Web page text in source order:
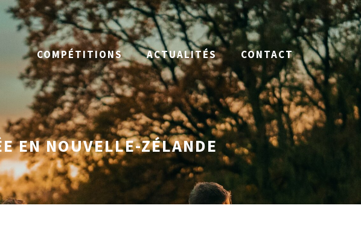
COMPÉTITIONS ACTUALITÉS CONTACT
EN NOUVELLE-ZÉLANDE